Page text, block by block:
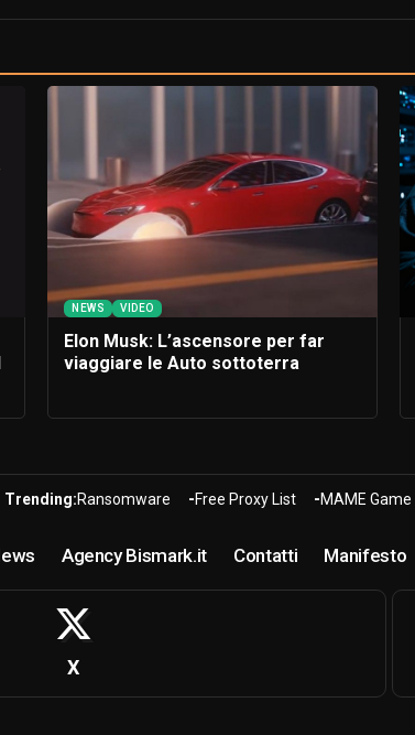
NEWS VIDEO
Elon Musk: L’ascensore per far
viaggiare le Auto sottoterra
Trending:Ransomware Free Proxy List MAME Game
Agency Bismark.it Contatti Manifesto
X